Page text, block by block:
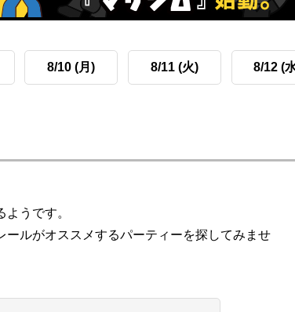
8/10 (月) 8/11 (火) 8/12 (
うです。
ールがオススメするパーティーを探してみませ